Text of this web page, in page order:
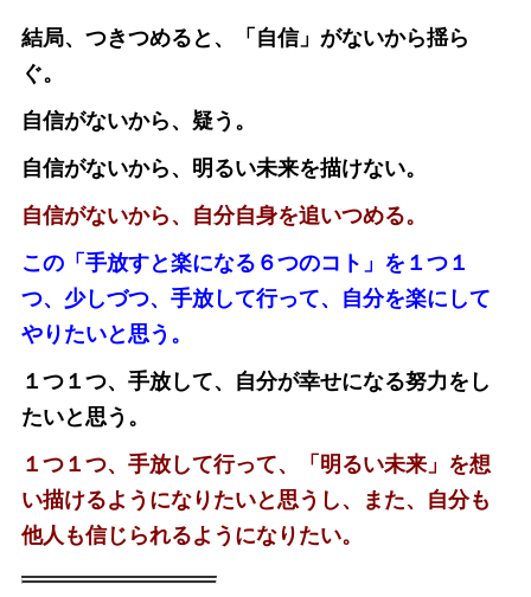
結局、つきつめると、「自信」がないから揺ら
ぐ。
自信がないから、疑う。
自信がないから、明るい未来を描けない。
自信がないから、自分自身を追いつめる。
この「手放すと楽になる６つのコト」を１つ１
つ、少しづつ、手放して行って、自分を楽にして
やりたいと思う。
１つ１つ、手放して、自分が幸せになる努力をし
たいと思う。
１つ１つ、手放して行って、「明るい未来」を想
い描けるようになりたいと思うし、また、自分も
他人も信じられるようになりたい。